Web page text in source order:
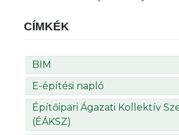
CÍMKÉK
BIM
E-építési napló
Építőipari Ágazati Kollektív
(ÉÁKSZ)